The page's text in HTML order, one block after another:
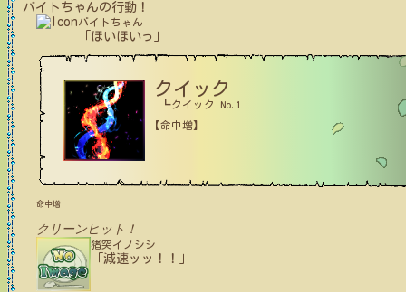
バイトちゃんの行動！
バイトちゃん
「ほいほいっ」
クイック
┗クイック No.1
【命中増】
命中増
クリーンヒット！
猪突イノシシ
「減速ッッ！！」